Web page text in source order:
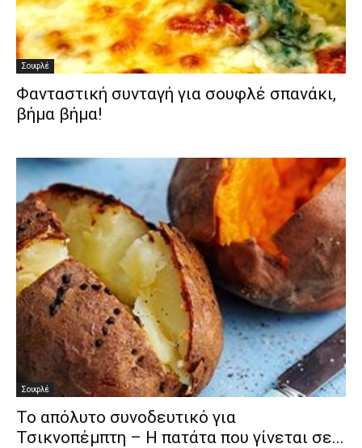
Σουφλέ
Φανταστική συνταγή για σουφλέ σπανάκι,
βήμα βήμα!
Σουφλέ
Το απόλυτο συνοδευτικό για
Τσικνοπέμπτη – Η πατάτα που γίνεται σε...